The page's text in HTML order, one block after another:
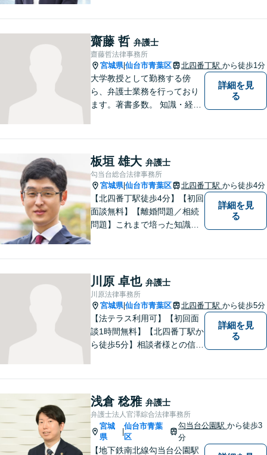
料請求／親権・養育費【労働
問題】マタハラなど女性特有
のトラブルに迅速に対応【初
回相談無料】
齋藤 哲 弁護士
齋藤哲法律事務所
宮城県|仙台市青葉区 北四番丁駅 から徒歩1分
大学教授として勤務する傍
ら、弁護士業務を行っており
ます。著書多数。 知識・経験
詳細を見
る
板垣 雄大 弁護士
勾当台総合法律事務所
宮城県|仙台市青葉区 北四番丁駅 から徒歩4分
【北四番丁駅徒歩4分】【初回
面談無料】【離婚問題／相続
問題】これまで培った知識と
対応可能】丁寧かつ迅速多対
応でお悩みを解決します。
【明朗な料金体系】お気軽に
ご相談下さい。
詳細を見
る
川原 卓也 弁護士
川原法律事務所
宮城県|仙台市青葉区 北四番丁駅 から徒歩5分
【法テラス利用可】【初回面
談1時間無料】【北四番丁駅か
ら徒歩5分】相談者様との信頼
ます。 まずは一度気軽に御相
談下さい。
詳細を見
る
浅倉 稔雅 弁護士
弁護士法人官澤綜合法律事務所
宮城
県
|
仙台市青葉
区
勾当台公園駅から徒歩3
分
【地下鉄南北線勾当台公園駅